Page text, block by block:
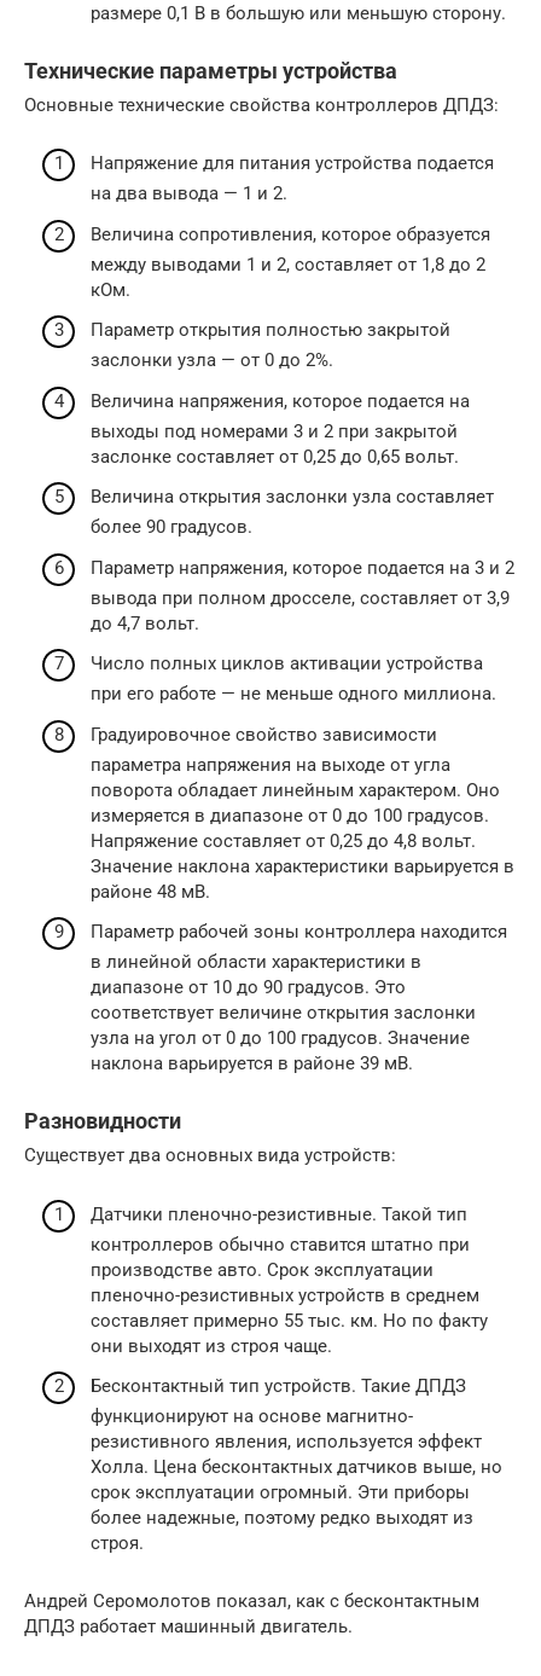
размере 0,1 В в большую или меньшую сторону.
Технические параметры устройства
Основные технические свойства контроллеров ДПДЗ:
Напряжение для питания устройства подается
на два вывода — 1 и 2.
Величина сопротивления, которое образуется
между выводами 1 и 2, составляет от 1,8 до 2
кОм.
Параметр открытия полностью закрытой
заслонки узла — от 0 до 2%.
Величина напряжения, которое подается на
выходы под номерами 3 и 2 при закрытой
заслонке составляет от 0,25 до 0,65 вольт.
Величина открытия заслонки узла составляет
более 90 градусов.
Параметр напряжения, которое подается на 3 и 2
вывода при полном дросселе, составляет от 3,9
до 4,7 вольт.
Число полных циклов активации устройства
при его работе — не меньше одного миллиона.
Градуировочное свойство зависимости
параметра напряжения на выходе от угла
поворота обладает линейным характером. Оно
измеряется в диапазоне от 0 до 100 градусов.
Напряжение составляет от 0,25 до 4,8 вольт.
Значение наклона характеристики варьируется в
районе 48 мВ.
Параметр рабочей зоны контроллера находится
в линейной области характеристики в
диапазоне от 10 до 90 градусов. Это
соответствует величине открытия заслонки
узла на угол от 0 до 100 градусов. Значение
наклона варьируется в районе 39 мВ.
Разновидности
Существует два основных вида устройств:
Датчики пленочно-резистивные. Такой тип
контроллеров обычно ставится штатно при
производстве авто. Срок эксплуатации
пленочно-резистивных устройств в среднем
составляет примерно 55 тыс. км. Но по факту
они выходят из строя чаще.
Бесконтактный тип устройств. Такие ДПДЗ
функционируют на основе магнитно-
резистивного явления, используется эффект
Холла. Цена бесконтактных датчиков выше, но
срок эксплуатации огромный. Эти приборы
более надежные, поэтому редко выходят из
строя.
Андрей Серомолотов показал, как с бесконтактным
ДПДЗ работает машинный двигатель.